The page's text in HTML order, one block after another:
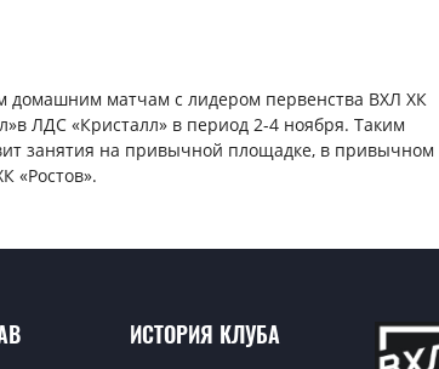
домашним матчам с лидером первенства ВХЛ ХК
ЛДС «Кристалл» в период 2-4 ноября. Таким
занятия на привычной площадке, в привычном
«Ростов».
ИСТОРИЯ КЛУБА